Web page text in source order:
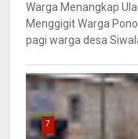
Warga Menangkap
Menggigit Warga
pagi warga desa
7